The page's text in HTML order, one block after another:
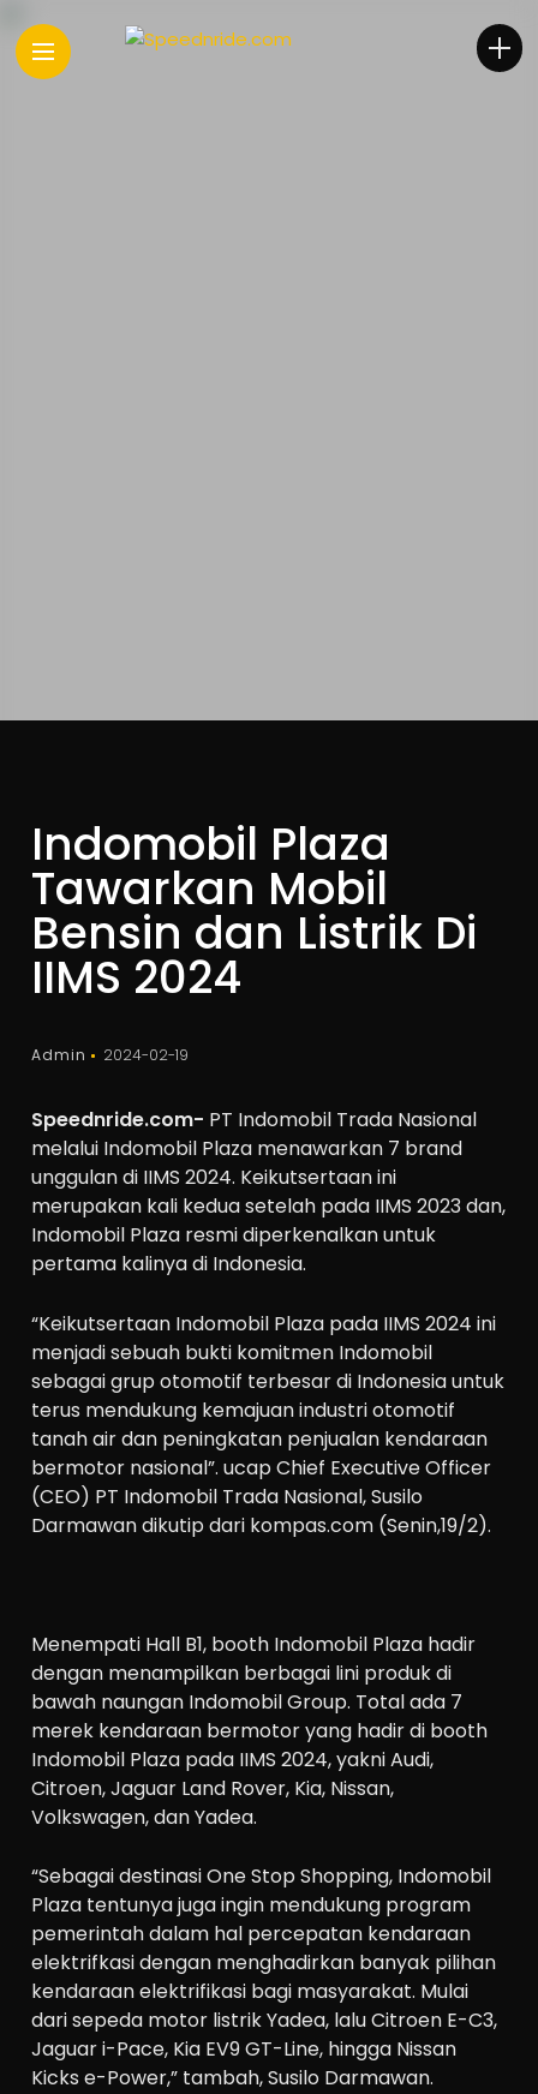
Indomobil Plaza
Tawarkan Mobil
Bensin dan Listrik Di
IIMS 2024
Admin 2024-02-19
Speednride.com- PT Indomobil Trada Nasional
melalui Indomobil Plaza menawarkan 7 brand
unggulan di IIMS 2024. Keikutsertaan ini
merupakan kali kedua setelah pada IIMS 2023 dan,
Indomobil Plaza resmi diperkenalkan untuk
pertama kalinya di Indonesia.
“Keikutsertaan Indomobil Plaza pada IIMS 2024 ini
menjadi sebuah bukti komitmen Indomobil
sebagai grup otomotif terbesar di Indonesia untuk
terus mendukung kemajuan industri otomotif
tanah air dan peningkatan penjualan kendaraan
bermotor nasional”. ucap Chief Executive Officer
(CEO) PT Indomobil Trada Nasional, Susilo
Darmawan dikutip dari kompas.com (Senin,19/2).
Menempati Hall B1, booth Indomobil Plaza hadir
dengan menampilkan berbagai lini produk di
bawah naungan Indomobil Group. Total ada 7
merek kendaraan bermotor yang hadir di booth
Indomobil Plaza pada IIMS 2024, yakni Audi,
Citroen, Jaguar Land Rover, Kia, Nissan,
Volkswagen, dan Yadea.
“Sebagai destinasi One Stop Shopping, Indomobil
Plaza tentunya juga ingin mendukung program
pemerintah dalam hal percepatan kendaraan
elektrifkasi dengan menghadirkan banyak pilihan
kendaraan elektrifikasi bagi masyarakat. Mulai
dari sepeda motor listrik Yadea, lalu Citroen E-C3,
Jaguar i-Pace, Kia EV9 GT-Line, hingga Nissan
Kicks e-Power,” tambah, Susilo Darmawan.